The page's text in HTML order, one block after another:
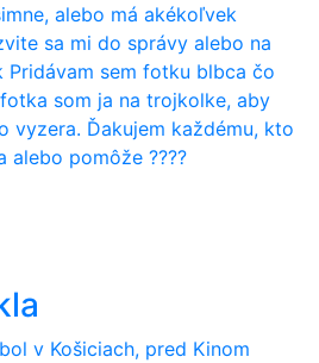
alebo má akékoľvek
sa mi do správy alebo na
Pridávam sem fotku blbca čo
som ja na trojkolke, aby
vyzera. Ďakujem každému, kto
pomôže ????
v Košiciach, pred Kinom